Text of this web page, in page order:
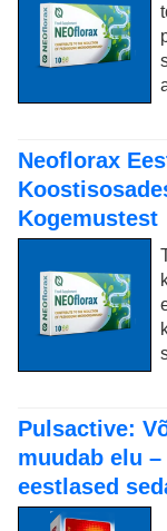
Neoflorax
Kogemustest
Pulsactive:
muudab elu
eestlased